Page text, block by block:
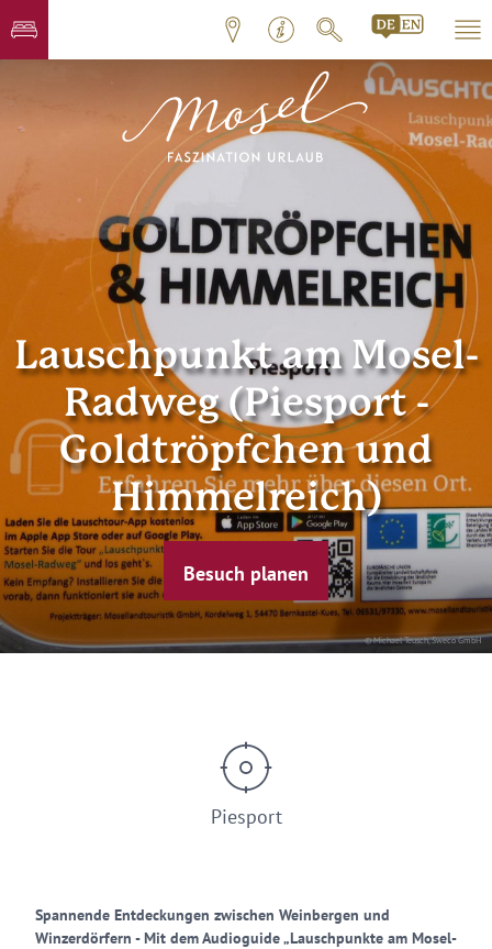
© Michael Teusch, Sweco GmbH
Lauschpunkt am Mosel-
Radweg (Piesport -
Goldtröpfchen und
Himmelreich)
Besuch planen
Piesport
Spannende Entdeckungen zwischen Weinbergen und
Winzerdörfern - Mit dem Audioguide „Lauschpunkte am Mosel-